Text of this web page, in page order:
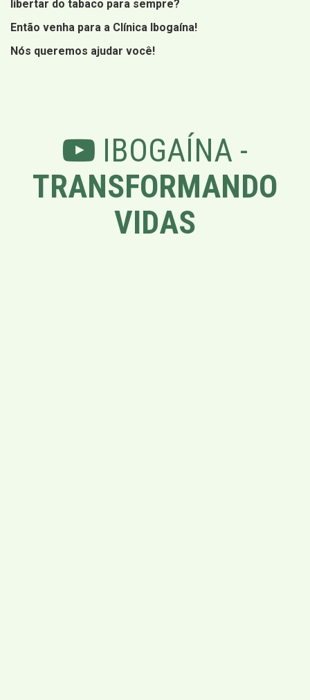
libertar do tabaco para sempre?
Então venha para a Clínica Ibogaína!
Nós queremos ajudar você!
IBOGAÍNA -
TRANSFORMANDO
VIDAS